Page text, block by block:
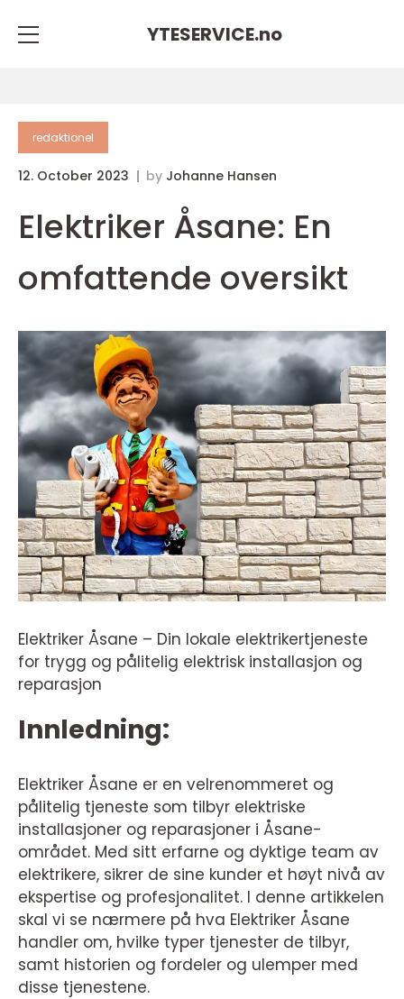
YTESERVICE.no
redaktionel
12. October 2023 by Johanne Hansen
Elektriker Åsane: En
omfattende oversikt
Elektriker Åsane – Din lokale elektrikertjeneste
for trygg og pålitelig elektrisk installasjon og
reparasjon
Innledning:
Elektriker Åsane er en velrenommeret og
pålitelig tjeneste som tilbyr elektriske
installasjoner og reparasjoner i Åsane-
området. Med sitt erfarne og dyktige team av
elektrikere, sikrer de sine kunder et høyt nivå av
ekspertise og profesjonalitet. I denne artikkelen
skal vi se nærmere på hva Elektriker Åsane
handler om, hvilke typer tjenester de tilbyr,
samt historien og fordeler og ulemper med
disse tjenestene.